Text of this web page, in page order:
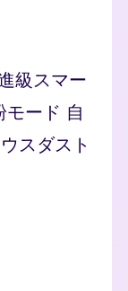
級スマー
モード 自
スダスト